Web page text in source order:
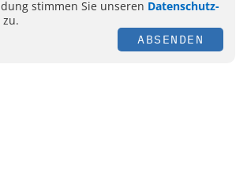
stimmen Sie unseren Datenschutz-
zu.
ABSENDEN